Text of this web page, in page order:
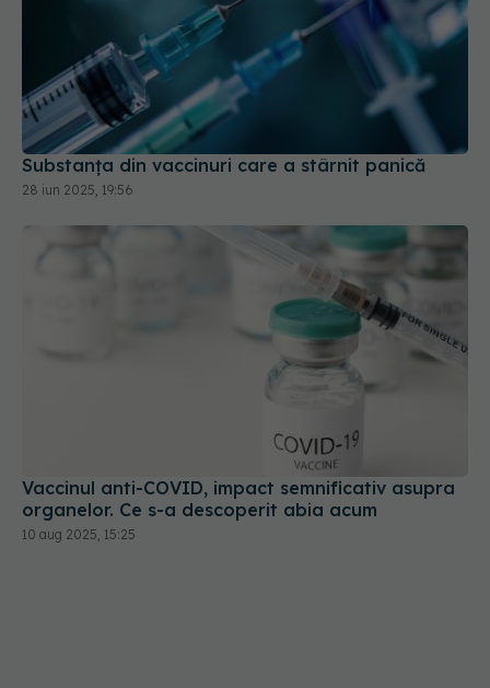
Substanța din vaccinuri care a stârnit panică
28 iun 2025, 19:56
Vaccinul anti-COVID, impact semnificativ asupra
organelor. Ce s-a descoperit abia acum